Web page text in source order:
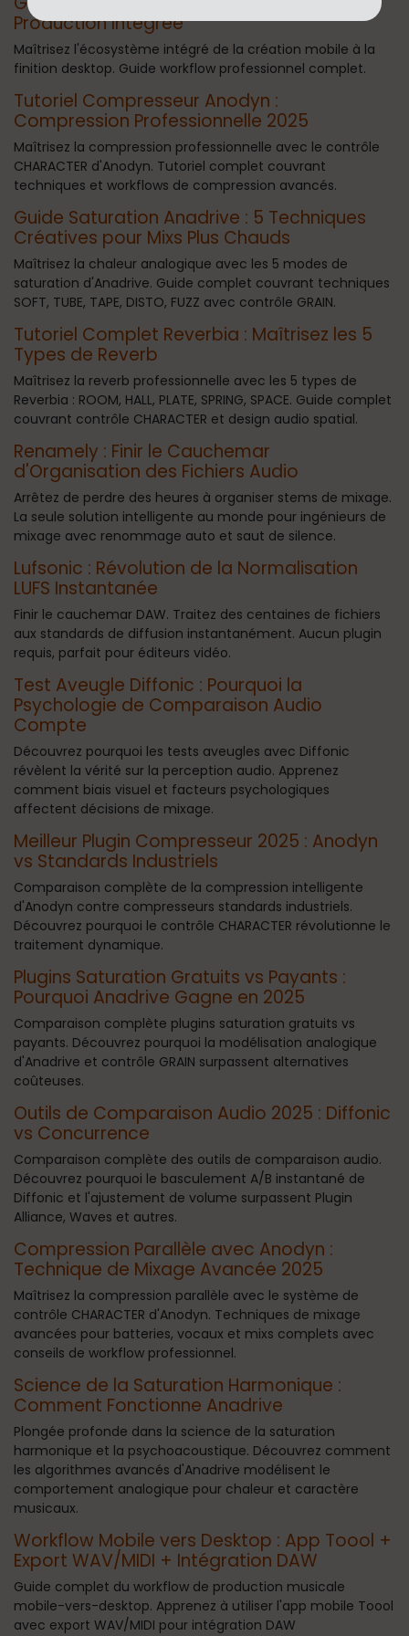
Production Intégrée
Maîtrisez l'écosystème intégré de la création mobile à la
finition desktop. Guide workflow professionnel complet.
Tutoriel Compresseur Anodyn :
Compression Professionnelle 2025
Maîtrisez la compression professionnelle avec le contrôle
CHARACTER d'Anodyn. Tutoriel complet couvrant
techniques et workflows de compression avancés.
Guide Saturation Anadrive : 5 Techniques
Créatives pour Mixs Plus Chauds
Maîtrisez la chaleur analogique avec les 5 modes de
saturation d'Anadrive. Guide complet couvrant techniques
SOFT, TUBE, TAPE, DISTO, FUZZ avec contrôle GRAIN.
Tutoriel Complet Reverbia : Maîtrisez les 5
Types de Reverb
Maîtrisez la reverb professionnelle avec les 5 types de
Reverbia : ROOM, HALL, PLATE, SPRING, SPACE. Guide complet
couvrant contrôle CHARACTER et design audio spatial.
Renamely : Finir le Cauchemar
d'Organisation des Fichiers Audio
Arrêtez de perdre des heures à organiser stems de mixage.
La seule solution intelligente au monde pour ingénieurs de
mixage avec renommage auto et saut de silence.
Lufsonic : Révolution de la Normalisation
LUFS Instantanée
Finir le cauchemar DAW. Traitez des centaines de fichiers
aux standards de diffusion instantanément. Aucun plugin
requis, parfait pour éditeurs vidéo.
Test Aveugle Diffonic : Pourquoi la
Psychologie de Comparaison Audio
Compte
Découvrez pourquoi les tests aveugles avec Diffonic
révèlent la vérité sur la perception audio. Apprenez
comment biais visuel et facteurs psychologiques
affectent décisions de mixage.
Meilleur Plugin Compresseur 2025 : Anodyn
vs Standards Industriels
Comparaison complète de la compression intelligente
d'Anodyn contre compresseurs standards industriels.
Découvrez pourquoi le contrôle CHARACTER révolutionne le
traitement dynamique.
Plugins Saturation Gratuits vs Payants :
Pourquoi Anadrive Gagne en 2025
Comparaison complète plugins saturation gratuits vs
payants. Découvrez pourquoi la modélisation analogique
d'Anadrive et contrôle GRAIN surpassent alternatives
coûteuses.
Outils de Comparaison Audio 2025 : Diffonic
vs Concurrence
Comparaison complète des outils de comparaison audio.
Découvrez pourquoi le basculement A/B instantané de
Diffonic et l'ajustement de volume surpassent Plugin
Alliance, Waves et autres.
Compression Parallèle avec Anodyn :
Technique de Mixage Avancée 2025
Maîtrisez la compression parallèle avec le système de
contrôle CHARACTER d'Anodyn. Techniques de mixage
avancées pour batteries, vocaux et mixs complets avec
conseils de workflow professionnel.
Science de la Saturation Harmonique :
Comment Fonctionne Anadrive
Plongée profonde dans la science de la saturation
harmonique et la psychoacoustique. Découvrez comment
les algorithmes avancés d'Anadrive modélisent le
comportement analogique pour chaleur et caractère
musicaux.
Workflow Mobile vers Desktop : App Toool +
Export WAV/MIDI + Intégration DAW
Guide complet du workflow de production musicale
mobile-vers-desktop. Apprenez à utiliser l'app mobile Toool
avec export WAV/MIDI pour intégration DAW